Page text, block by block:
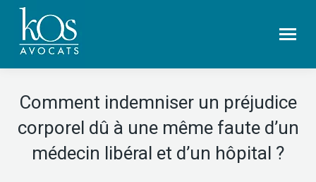
Comment indemniser un préjudice
corporel dû à une même faute d’un
médecin libéral et d’un hôpital ?